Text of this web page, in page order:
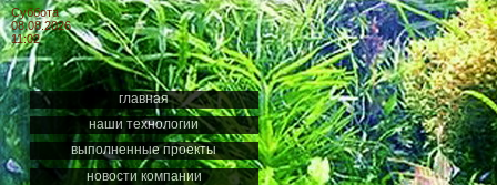
Суббота
08.08.2026
11:02
главная
наши технологии
выполненные проекты
новости компании